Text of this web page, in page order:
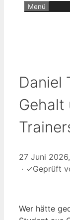
Menü
Daniel
Gehalt
27 Juni
· ✓Geprüft
Wer hätte